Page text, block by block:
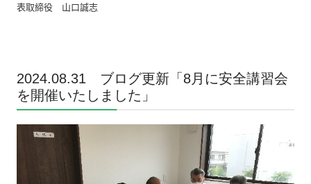
表取締役 山口誠志
2024.08.31 ブログ更新「 8月に安全講習会
を開催いたしました 」